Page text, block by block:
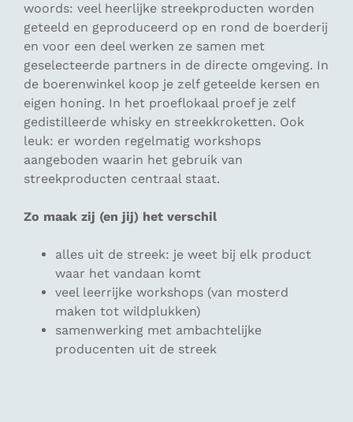
woords: veel heerlijke streekproducten worden
geteeld en geproduceerd op en rond de boerderij
en voor een deel werken ze samen met
geselecteerde partners in de directe omgeving. In
de boerenwinkel koop je zelf geteelde kersen en
eigen honing. In het proeflokaal proef je zelf
gedistilleerde whisky en streekkroketten. Ook
leuk: er worden regelmatig workshops
aangeboden waarin het gebruik van
streekproducten centraal staat.
Zo maak zij (en jij) het verschil
alles uit de streek: je weet bij elk product
waar het vandaan komt
veel leerrijke workshops (van mosterd
maken tot wildplukken)
samenwerking met ambachtelijke
producenten uit de streek